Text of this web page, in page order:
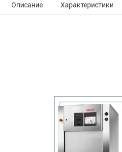
Описание Характеристики